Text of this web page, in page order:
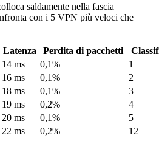
saldamente nella fascia
con i 5 VPN più veloci che
Latenza Perdita di pacchetti
14 ms 0,1%
1
16 ms 0,1%
2
18 ms 0,1%
3
19 ms 0,2%
4
20 ms 0,1%
5
22 ms 0,2% 12